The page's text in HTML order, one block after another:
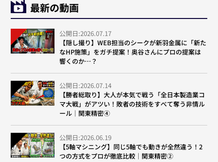
最新の動画
公開日:2026.07.17
【隠し撮り】WEB担当のシークが新羽金属に「新た
なHP施策」をガチ提案！奥谷さんにプロの提案は
響くのか…？
公開日:2026.07.14
【勝者総取り】大人が本気で戦う「全日本製造業コ
マ大戦」がアツい！敗者の技術をすべて奪う非情ル
ール｜関東精密④
公開日:2026.06.19
【5軸マシニング】同じ5軸でも動きが全然違う！2
つの方式をプロが徹底比較｜関東精密②